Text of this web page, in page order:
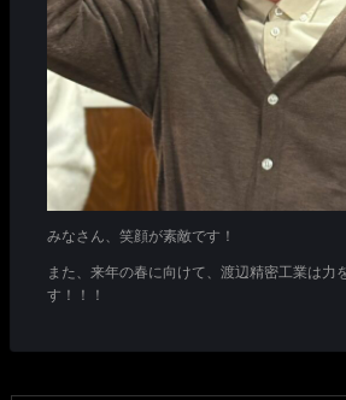
みなさん、笑顔が素敵です！
また、来年の春に向けて、渡辺精密工業は力
す！！！